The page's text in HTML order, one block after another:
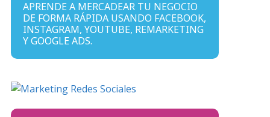
APRENDE A MERCADEAR TU NEGOCIO
DE FORMA RÁPIDA USANDO FACEBOOK,
INSTAGRAM, YOUTUBE, REMARKETING
Y GOOGLE ADS.